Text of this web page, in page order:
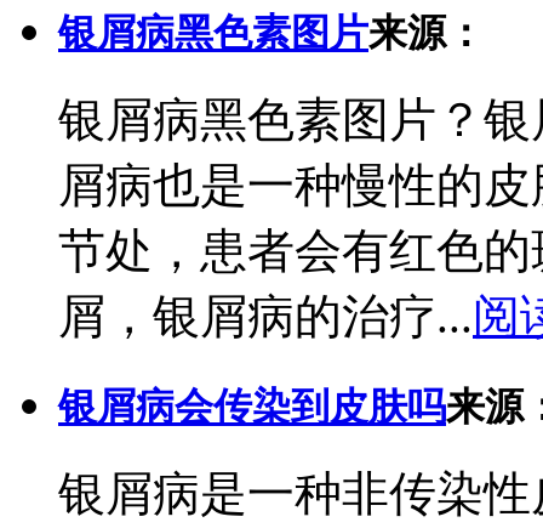
银屑病黑色素图片来源：
银屑病黑色素图片？
屑病也是一种慢性的
节处，患者会有红色
屑，银屑病的治疗...阅
银屑病会传染到皮肤吗来源
银屑病是一种非传染